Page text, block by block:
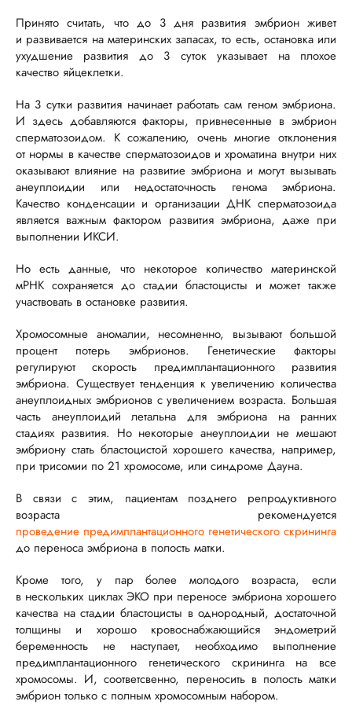
Принято считать, что до 3 дня развития эмбрион живет
и развивается на материнских запасах, то есть, остановка или
ухудшение развития до 3 суток указывает на плохое
качество яйцеклетки.
На 3 сутки развития начинает работать сам геном эмбриона.
И здесь добавляются факторы, привнесенные в эмбрион
сперматозоидом. К сожалению, очень многие отклонения
от нормы в качестве сперматозоидов и хроматина внутри них
оказывают влияние на развитие эмбриона и могут вызывать
анеуплоидии или недостаточность генома эмбриона.
Качество конденсации и организации ДНК сперматозоида
является важным фактором развития эмбриона, даже при
выполнении ИКСИ.
Но есть данные, что некоторое количество материнской
мРНК сохраняется до стадии бластоцисты и может также
участвовать в остановке развития.
Хромосомные аномалии, несомненно, вызывают большой
процент потерь эмбрионов. Генетические факторы
регулируют скорость предимплантационного развития
эмбриона. Существует тенденция к увеличению количества
анеуплоидных эмбрионов с увеличением возраста. Большая
часть анеуплоидий летальна для эмбриона на ранних
стадиях развития. Но некоторые анеуплоидии не мешают
эмбриону стать бластоцистой хорошего качества, например,
при трисомии по 21 хромосоме, или синдроме Дауна.
В связи с этим, пациентам позднего репродуктивного
возраста рекомендуется
проведение предимплантационного генетического скрининга
до переноса эмбриона в полость матки.
Кроме того, у пар более молодого возраста, если
в нескольких циклах ЭКО при переносе эмбриона хорошего
качества на стадии бластоцисты в однородный, достаточной
толщины и хорошо кровоснабжающийся эндометрий
беременность не наступает, необходимо выполнение
предимплантационного генетического скрининга на все
хромосомы. И, соответсвенно, переносить в полость матки
эмбрион только с полным хромосомным набором.